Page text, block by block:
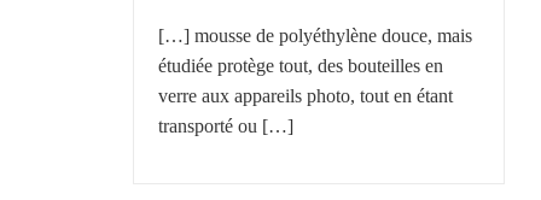
[…] mousse de polyéthylène douce, mais
étudiée protège tout, des bouteilles en
verre aux appareils photo, tout en étant
transporté ou […]